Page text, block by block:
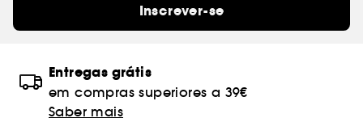
Inscrever-se
Entregas grátis
em compras superiores a 39€
Saber mais